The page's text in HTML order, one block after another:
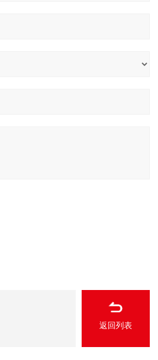
返回列表